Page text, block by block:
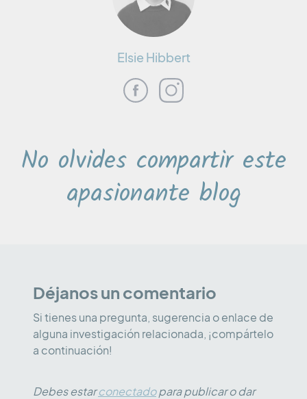
Elsie Hibbert
No olvides compartir este
apasionante blog
Déjanos un comentario
Si tienes una pregunta, sugerencia o enlace de
alguna investigación relacionada, ¡compártelo
a continuación!
Debes estarconectadopara publicar o dar